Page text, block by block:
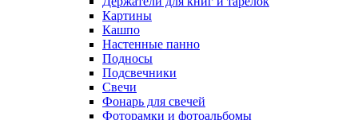
Картины
Кашпо
Настенные панно
Подносы
Подсвечники
Свечи
Фонарь для свечей
Фоторамки и фотоальбомы